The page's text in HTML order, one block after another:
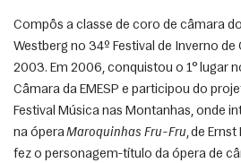
Compôs a classe de coro de câmara
Westberg no 34º Festival de Inverno
2003. Em 2006, conquistou o 1° lugar
Câmara da EMESP e participou do
Festival Música nas Montanhas, onde
na ópera Maroquinhas Fru-Fru, de
fez o personagem-título da ópera de